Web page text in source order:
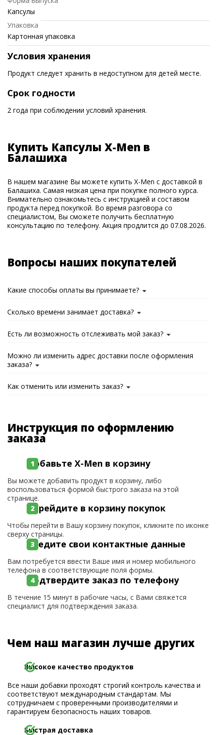
Капсулы
Упаковка
Картонная упаковка
Условия хранения
Продукт следует хранить в недоступном для детей месте.
Срок годности
2 года при соблюдении условий хранения.
Купить Капсулы X-Men в
Балашиха
В нашем магазине Вы можете купить X-Men с доставкой в
Балашиха. Самая низкая цена при покупке полного курса.
Внимательно ознакомьтесь с инструкцией и составом
продукта перед покупкой. Во время разговора со
специалистом, Вы сможете получить бесплатную
консультацию по телефону. Акция продлится до 07.08.2026.
Вопросы наших покупателей
Какие способы оплаты вы принимаете?
Сколько времени занимает доставка?
Есть ли возможность отслеживать мой заказ?
Можно ли изменить адрес доставки после оформления
заказа?
Как отменить или изменить заказ?
Инструкция по оформлению
заказа
Добавьте X-Men в корзину
Вы можете добавить продукт в корзину, либо
воспользоваться формой быстрого заказа на этой
странице.
Перейдите в корзину покупок
Чтобы перейти в Вашу корзину покупок, кликните по иконке
сверху страницы.
Введите свои контактные данные
Вам потребуется ввести Ваше имя и номер мобильного
телефона в соответствующие поля формы.
Подтвердите заказ по телефону
В течение 15 минут в рабочие часы, с Вами свяжется
специалист для подтверждения заказа.
Чем наш магазин лучше других
Высокое качество продуктов
Все наши добавки проходят строгий контроль качества и
соответствуют международным стандартам. Мы
сотрудничаем с проверенными производителями и
гарантируем безопасность наших товаров.
Быстрая доставка